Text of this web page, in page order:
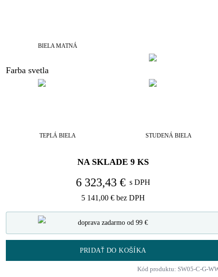
BIELA MATNÁ
Farba svetla
TEPLÁ BIELA STUDENÁ BIELA
NA SKLADE 9 KS
6 323,43 € s DPH
5 141,00 € bez DPH
doprava zadarmo od 99 €
PRIDAŤ DO KOŠÍKA
Kód produktu: SW05-C-G-